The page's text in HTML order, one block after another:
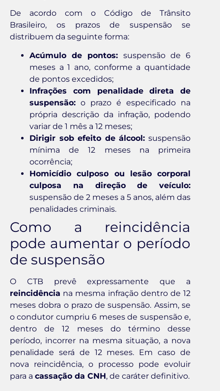
De acordo com o Código de Trânsito
Brasileiro, os prazos de suspensão se
distribuem da seguinte forma:
Acúmulo de pontos: suspensão de 6
meses a 1 ano, conforme a quantidade
de pontos excedidos;
Infrações com penalidade direta de
suspensão: o prazo é especificado na
própria descrição da infração, podendo
variar de 1 mês a 12 meses;
Dirigir sob efeito de álcool: suspensão
mínima de 12 meses na primeira
ocorrência;
Homicídio culposo ou lesão corporal
culposa na direção de veículo:
suspensão de 2 meses a 5 anos, além das
penalidades criminais.
Como a reincidência
pode aumentar o período
de suspensão
O CTB prevê expressamente que a
reincidência na mesma infração dentro de 12
meses dobra o prazo de suspensão. Assim, se
o condutor cumpriu 6 meses de suspensão e,
dentro de 12 meses do término desse
período, incorrer na mesma situação, a nova
penalidade será de 12 meses. Em caso de
nova reincidência, o processo pode evoluir
para a cassação da CNH, de caráter definitivo.